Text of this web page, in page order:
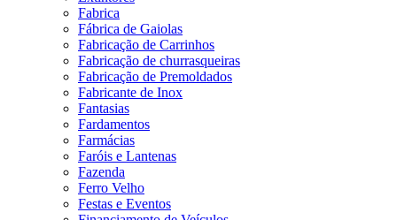
Fabrica
Fábrica de Gaiolas
Fabricação de Carrinhos
Fabricação de churrasqueiras
Fabricação de Premoldados
Fabricante de Inox
Fantasias
Fardamentos
Farmácias
Faróis e Lantenas
Fazenda
Ferro Velho
Festas e Eventos